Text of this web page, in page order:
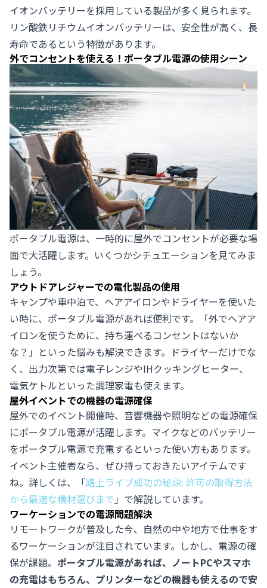
イオンバッテリーを採用している製品が多く見られます。
リン酸鉄リチウムイオンバッテリーは、安全性が高く、長
寿命であるという特徴があります。
外でコンセントを使える！ポータブル電源の使用シーン
ポータブル電源は、一時的に屋外でコンセントが必要な場
面で大活躍します。いくつかシチュエーションを見てみま
しょう。
アウトドアレジャーでの電化製品の使用
キャンプや車中泊で、ヘアアイロンやドライヤーを使いた
い時に、ポータブル電源があれば便利です。「外でヘアア
イロンを使うために、持ち運べるコンセントはないか
な？」といった悩みも解決できます。ドライヤーだけでな
く、出力次第では電子レンジやIHクッキングヒーター、
電気ケトルといった調理家電も使えます。
屋外イベントでの機器の電源確保
屋外でのイベント開催時、音響機器や照明などの電源確保
にポータブル電源が活躍します。マイクなどのバッテリー
をポータブル電源で充電するといった使い方もあります。
イベント主催者なら、ぜひ持っておきたいアイテムです
ね。詳しくは、「路上ライブ成功の秘訣: 許可の取得方法
から最適な機材選びまで 」で解説しています。
ワーケーションでの電源問題解決
リモートワークが普及した今、自然の中や地方で仕事をす
るワーケーションが注目されています。しかし、電源の確
保が課題。 ポータブル電源があれば、ノートPCやスマホ
の充電はもちろん、プリンターなどの機器も使えるので安